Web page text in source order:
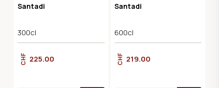
Santadi
300cl
CHF 225.00
Santadi
600cl
CHF 219.00